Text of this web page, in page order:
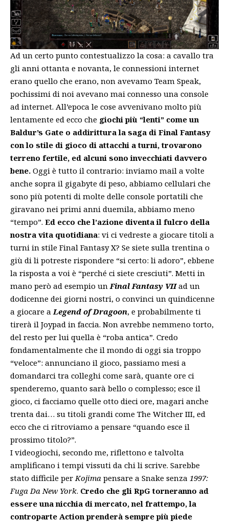
Ad un certo punto contestualizzo la cosa: a cavallo tra
gli anni ottanta e novanta, le connessioni internet
erano quello che erano, non avevamo Team Speak,
pochissimi di noi avevano mai connesso una console
ad internet. All’epoca le cose avvenivano molto più
lentamente ed ecco che giochi più “lenti” come un
Baldur’s Gate o addirittura la saga di Final Fantasy
con lo stile di gioco di attacchi a turni, trovarono
terreno fertile, ed alcuni sono invecchiati davvero
bene. Oggi è tutto il contrario: inviamo mail a volte
anche sopra il gigabyte di peso, abbiamo cellulari che
sono più potenti di molte delle console portatili che
giravano nei primi anni duemila, abbiamo meno
“tempo”. Ed ecco che l’azione diventa il fulcro della
nostra vita quotidiana: vi ci vedreste a giocare titoli a
turni in stile Final Fantasy X? Se siete sulla trentina o
giù di li potreste rispondere “si certo: li adoro”, ebbene
la risposta a voi è “perché ci siete cresciuti”. Metti in
mano però ad esempio un Final Fantasy VIIad un
dodicenne dei giorni nostri, o convinci un quindicenne
a giocare a Legend of Dragoon, e probabilmente ti
tirerà il Joypad in faccia. Non avrebbe nemmeno torto,
del resto per lui quella è “roba antica”. Credo
fondamentalmente che il mondo di oggi sia troppo
“veloce”: annunciano il gioco, passiamo mesi a
domandarci tra colleghi come sarà, quante ore ci
spenderemo, quanto sarà bello o complesso; esce il
gioco, ci facciamo quelle otto dieci ore, magari anche
trenta dai… su titoli grandi come The Witcher III, ed
ecco che ci ritroviamo a pensare “quando esce il
prossimo titolo?”.
I videogiochi, secondo me, riflettono e talvolta
amplificano i tempi vissuti da chi li scrive. Sarebbe
stato difficile per Kojima pensare a Snake senza 1997:
Fuga Da New York. Credo che gli RpG torneranno ad
essere una nicchia di mercato, nel frattempo, la
controparte Action prenderà sempre più piede